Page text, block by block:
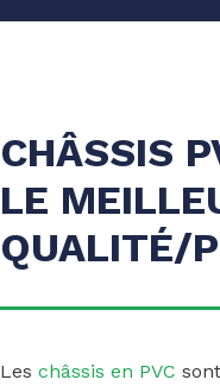
CHÂSSIS
LE
QUALITÉ/
Les châssis en PVC